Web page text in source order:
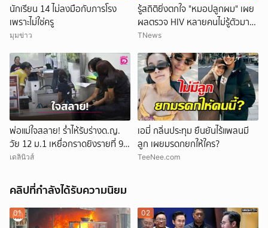
นักเรียน 14 ไม่ลงมือกับภารโรง
เพราะไม่ใช่ครู
มุมข่าว
รู้สถิติยิ่งตกใจ "หมอปลูกผม" เผย
ผลตรวจ HIV หลายคนไม่รู้ตัวมา
ก่อน
TNews
พ่อแม่ใจสลาย! ร่ำไห้รับร่างด.ญ.
วัย 12 ม.1 เหยื่อกราดยิงรายที่ 9
สุดเศร้านำไปบำเพ็ญกุศล
เดลินิวส์
เอมี่ กลิ่นประทุม ยืนยันไร้แพลนมี
ลูก เผยมรดกยกให้ใคร?
TeeNee.com
คลิปที่กำลังได้รับความนิยม
01 02